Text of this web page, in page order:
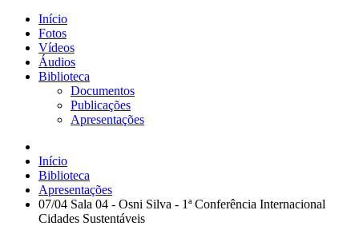
Início
Fotos
Vídeos
Áudios
Biblioteca
Documentos
Publicações
Apresentações
Início
Biblioteca
Apresentações
07/04 Sala 04 - Osni Silva - 1ª Conferência Internacional
Cidades Sustentáveis